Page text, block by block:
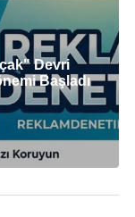
Devri
Başladı